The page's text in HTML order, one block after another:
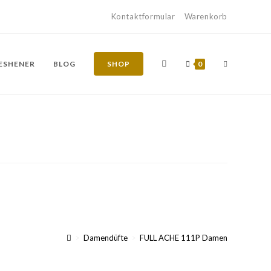
Kontaktformular Warenkorb
BLOG SHOP 0
Damendüfte FULL ACHE 111P Damen